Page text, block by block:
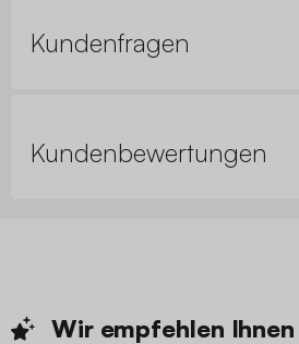
Kundenfragen
Kundenbewertungen
Wir empfehlen Ihnen